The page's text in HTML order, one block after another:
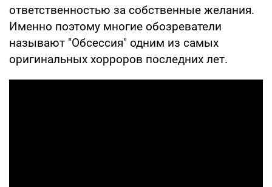
ответственностью за собственные желания.
Именно поэтому многие обозреватели
называют "Обсессия" одним из самых
оригинальных хорроров последних лет.